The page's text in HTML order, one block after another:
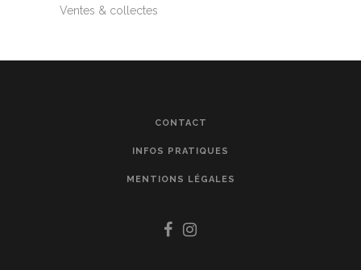
Ventes & collectes
CONTACT
INFOS PRATIQUES
MENTIONS LÉGALES